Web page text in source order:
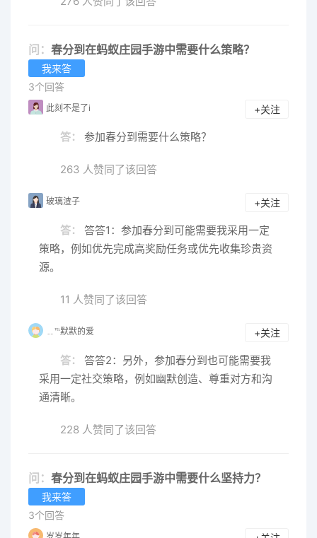
问： 春分到在蚂蚁庄园手游中需要什么策略？
我来答
3个回答
此刻不是了i +关注
答： 参加春分到需要什么策略？
263 人赞同了该回答
玻璃渣子 +关注
答：
答答1：参加春分到可能需要我采用一定
策略，例如优先完成高奖励任务或优先收集珍贵资
源。
11 人赞同了该回答
﹎℡默默的爱 +关注
答：
答答2：另外，参加春分到也可能需要我
采用一定社交策略，例如幽默创造、尊重对方和沟
通清晰。
228 人赞同了该回答
问： 春分到在蚂蚁庄园手游中需要什么坚持力？
我来答
3个回答